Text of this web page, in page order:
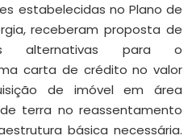
estabelecidas no Plano de
receberam proposta de
alternativas para o
carta de crédito no valor
de imóvel em área
terra no reassentamento
básica necessária.